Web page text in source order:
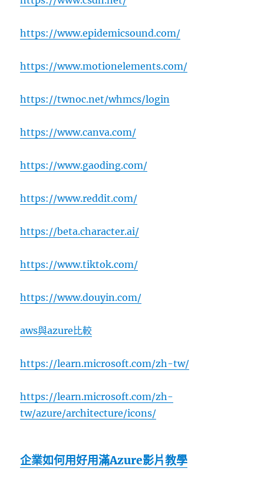
https://www.epidemicsound.com/
https://www.motionelements.com/
https://twnoc.net/whmcs/login
https://www.canva.com/
https://www.gaoding.com/
https://www.reddit.com/
https://beta.character.ai/
https://www.tiktok.com/
https://www.douyin.com/
aws與azure比較
https://learn.microsoft.com/zh-tw/
https://learn.microsoft.com/zh-
tw/azure/architecture/icons/
企業如何用好用滿Azure影片教學